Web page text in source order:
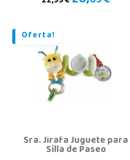
Oferta!
Sra. Jirafa Juguete para
Silla de Paseo